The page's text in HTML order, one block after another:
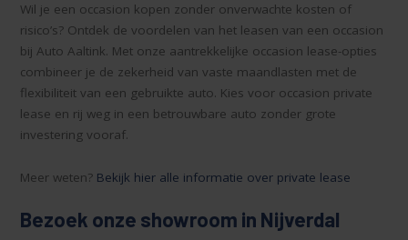
Wil je een occasion kopen zonder onverwachte kosten of
risico’s? Ontdek de voordelen van het leasen van een occasion
bij Auto Aaltink. Met onze aantrekkelijke occasion lease-opties
combineer je de zekerheid van vaste maandlasten met de
flexibiliteit van een gebruikte auto. Kies voor occasion private
lease en rij weg in een betrouwbare auto zonder grote
investering vooraf.
Meer weten? Bekijk hier alle informatie over private lease
Bezoek onze showroom in Nijverdal